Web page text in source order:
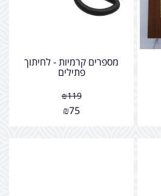
מספרים קרמיות - לחיתוך
פתילים
₪119
₪75